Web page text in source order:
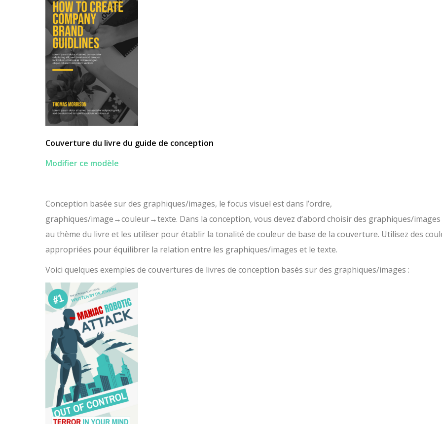
Couverture du livre du guide de conception
Modifier ce modèle
Conception basée sur des graphiques/images, le focus visuel est dans l’ordre,
graphiques/image→couleur→texte. Dans la conception, vous devez d’abord choisir des graphiques/images
au thème du livre et les utiliser pour établir la tonalité de couleur de base de la couverture. Utilisez des
appropriées pour équilibrer la relation entre les graphiques/images et le texte.
Voici quelques exemples de couvertures de livres de conception basés sur des graphiques/images :